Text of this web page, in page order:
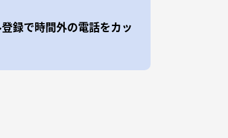
録で時間外の電話をカッ